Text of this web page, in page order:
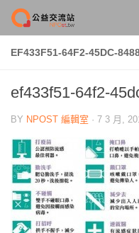
Skip to content
EF433F51-64F2-45DC-
ef433f51-64f2-
BY NPOST 編輯室 · 7 3 月,